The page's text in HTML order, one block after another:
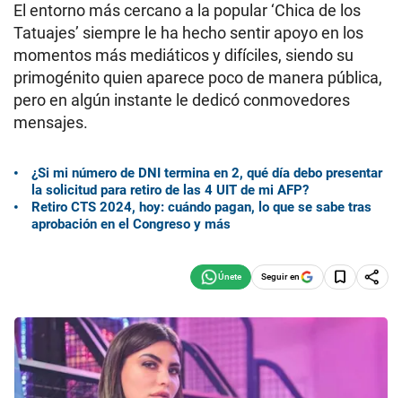
El entorno más cercano a la popular ‘Chica de los
Tatuajes’ siempre le ha hecho sentir apoyo en los
momentos más mediáticos y difíciles, siendo su
primogénito quien aparece poco de manera pública,
pero en algún instante le dedicó conmovedores
mensajes.
¿Si mi número de DNI termina en 2, qué día debo presentar
la solicitud para retiro de las 4 UIT de mi AFP?
Retiro CTS 2024, hoy: cuándo pagan, lo que se sabe tras
aprobación en el Congreso y más
Seguir en